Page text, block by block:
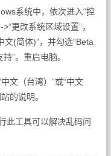
系统中，依次进入“控
更改系统区域设置”，
文(简体)”，并勾选“Beta
”。重启电脑。
文（台湾）”或“中文
的说明。
此工具可以解决乱码问